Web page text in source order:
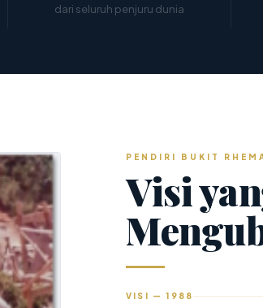
dari seluruh penjuru dunia
PENDIRI BUKIT
Visi
VISI — 1988